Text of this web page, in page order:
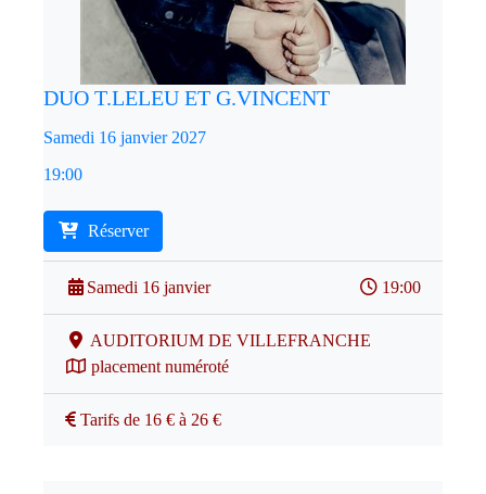
DUO T.LELEU ET G.VINCENT
Samedi 16 janvier 2027
19:00
Réserver
Samedi 16 janvier 19:00
AUDITORIUM DE VILLEFRANCHE
placement numéroté
Tarifs de 16 € à 26 €